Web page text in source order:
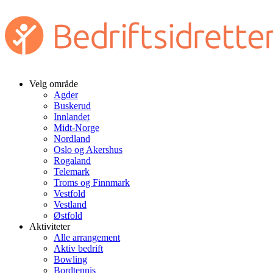
Velg område
Agder
Buskerud
Innlandet
Midt-Norge
Nordland
Oslo og Akershus
Rogaland
Telemark
Troms og Finnmark
Vestfold
Vestland
Østfold
Aktiviteter
Alle arrangement
Aktiv bedrift
Bowling
Bordtennis